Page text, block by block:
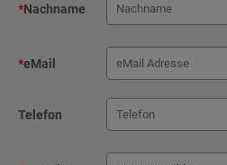
*Nachname
*eMail
Telefon